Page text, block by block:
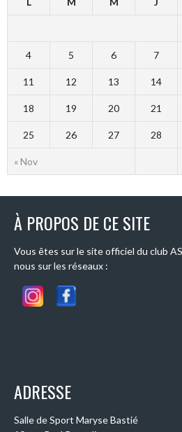
« Nov
4 5 6 7
11 12 13 14
18 19 20 21
25 26 27 28
À PROPOS DE CE SITE
Vous êtes sur le site officiel du club
nous sur les réseaux :
ADRESSE
Salle de Sport Maryse Bastié